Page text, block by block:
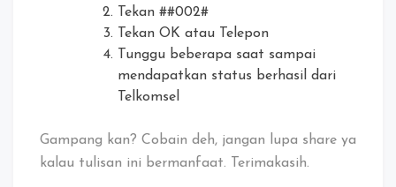
Tekan ##002#
Tekan OK atau Telepon
Tunggu beberapa saat sampai
mendapatkan status berhasil dari
Telkomsel
Gampang kan? Cobain deh, jangan lupa share ya
kalau tulisan ini bermanfaat. Terimakasih.